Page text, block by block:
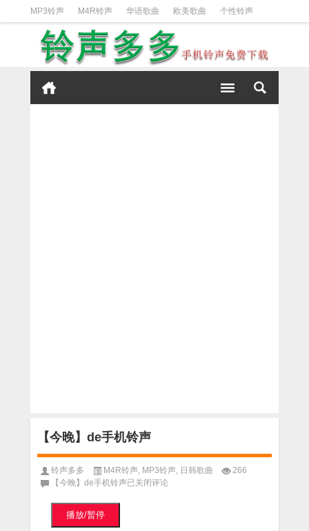
MP3铃声 M4R铃声 华语歌曲 欧美歌曲 个性铃声
日韩歌曲 动漫铃声 DJ铃声 短信铃声
iPhone铃声设置方法
【今晚】de手机铃声
铃声多多 M4R铃声 MP3铃声 日韩歌曲
266
【今晚】de手机铃声已关闭评论
播放/暂停